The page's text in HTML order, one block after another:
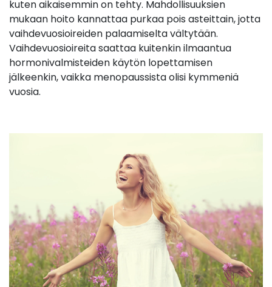
kuten aikaisemmin on tehty. Mahdollisuuksien
mukaan hoito kannattaa purkaa pois asteittain, jotta
vaihdevuosioireiden palaamiselta vältytään.
Vaihdevuosioireita saattaa kuitenkin ilmaantua
hormonivalmisteiden käytön lopettamisen
jälkeenkin, vaikka menopaussista olisi kymmeniä
vuosia.